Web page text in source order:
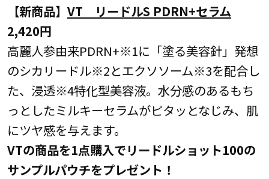
【新商品】 VT リードルS PDRN+セラム
2,420円
高麗人参由来PDRN+※1に「塗る美容針」発想
のシカリードル※2とエクソソーム※3を配合し
た、浸透※4特化型美容液。水分感のあるもち
っとしたミルキーセラムがピタッとなじみ、肌
にツヤ感を与えます。
VTの商品を1点購入でリードルショット100の
サンプルパウチをプレゼント！